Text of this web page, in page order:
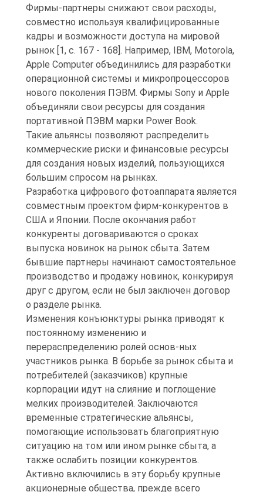
Фирмы-партнеры снижают свои расходы,
совместно используя квалифицированные
кадры и возможности доступа на мировой
рынок [1, с. 167 - 168]. Например, IBM, Motorola,
Apple Computer объединились для разработки
операционной системы и микропроцессоров
нового поколения ПЭВМ. Фирмы Sony и Apple
объединяли свои ресурсы для создания
портативной ПЭВМ марки Power Book.
Такие альянсы позволяют распределить
коммерческие риски и финансовые ресурсы
для создания новых изделий, пользующихся
большим спросом на рынках.
Разработка цифрового фотоаппарата является
совместным проектом фирм-конкурентов в
США и Японии. После окончания работ
конкуренты договариваются о сроках
выпуска новинок на рынок сбыта. Затем
бывшие партнеры начинают самостоятельное
производство и продажу новинок, конкурируя
друг с другом, если не был заключен договор
о разделе рынка.
Изменения конъюнктуры рынка приводят к
постоянному изменению и
перераспределению ролей основ-ных
участников рынка. В борьбе за рынок сбыта и
потребителей (заказчиков) крупные
корпорации идут на слияние и поглощение
мелких производителей. Заключаются
временные стратегические альянсы,
помогающие использовать благоприятную
ситуацию на том или ином рынке сбыта, а
также ослабить позиции конкурентов.
Активно включились в эту борьбу крупные
акционерные общества, прежде всего